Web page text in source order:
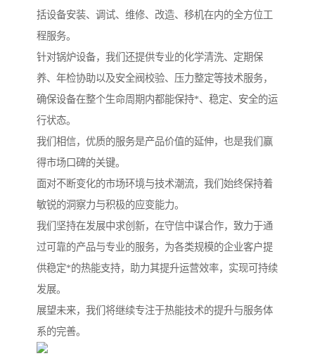
括设备安装、调试、维修、改造、移机在内的全方位工
程服务。
针对锅炉设备，我们还提供专业的化学清洗、定期保
养、年检协助以及安全阀校验、压力整定等技术服务，
确保设备在整个生命周期内都能保持*、稳定、安全的运
行状态。
我们相信，优质的服务是产品价值的延伸，也是我们赢
得市场口碑的关键。
面对不断变化的市场环境与技术潮流，我们始终保持着
敏锐的洞察力与积极的应变能力。
我们坚持在发展中求创新，在守信中谋合作，致力于通
过可靠的产品与专业的服务，为各类规模的企业客户提
供稳定*的热能支持，助力其提升运营效率，实现可持续
发展。
展望未来，我们将继续专注于热能技术的提升与服务体
系的完善。